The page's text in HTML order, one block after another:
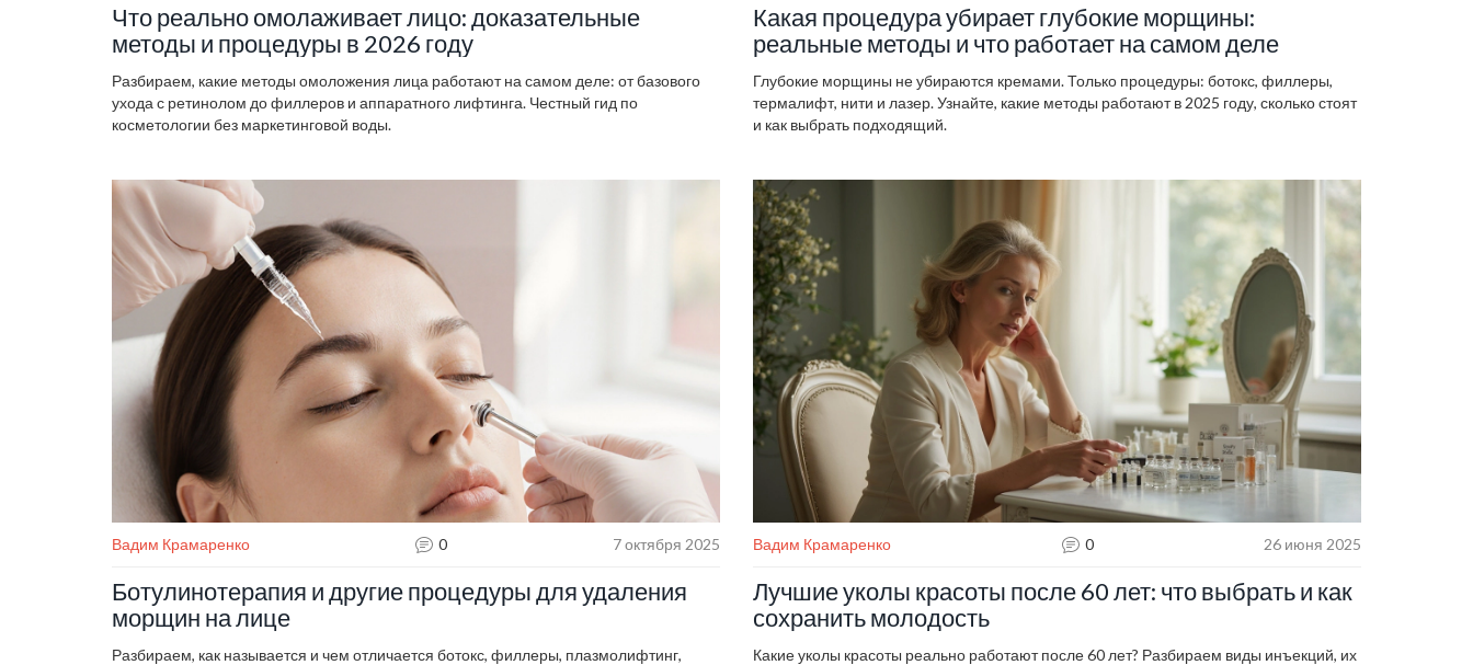
Что реально омолаживает лицо: доказательные
методы и процедуры в 2026 году
Разбираем, какие методы омоложения лица работают на самом деле: от базового
ухода с ретинолом до филлеров и аппаратного лифтинга. Честный гид по
косметологии без маркетинговой воды.
Какая процедура убирает глубокие морщины:
реальные методы и что работает на самом деле
Глубокие морщины не убираются кремами. Только процедуры: ботокс, филлеры,
термалифт, нити и лазер. Узнайте, какие методы работают в 2025 году, сколько стоят
и как выбрать подходящий.
Вадим Крамаренко 0 7 октября 2025
Ботулинотерапия и другие процедуры для удаления
морщин на лице
Разбираем, как называется и чем отличается ботокс, филлеры, плазмолифтинг,
Вадим Крамаренко 0 26 июня 2025
Лучшие уколы красоты после 60 лет: что выбрать и как
сохранить молодость
Какие уколы красоты реально работают после 60 лет? Разбираем виды инъекций, их